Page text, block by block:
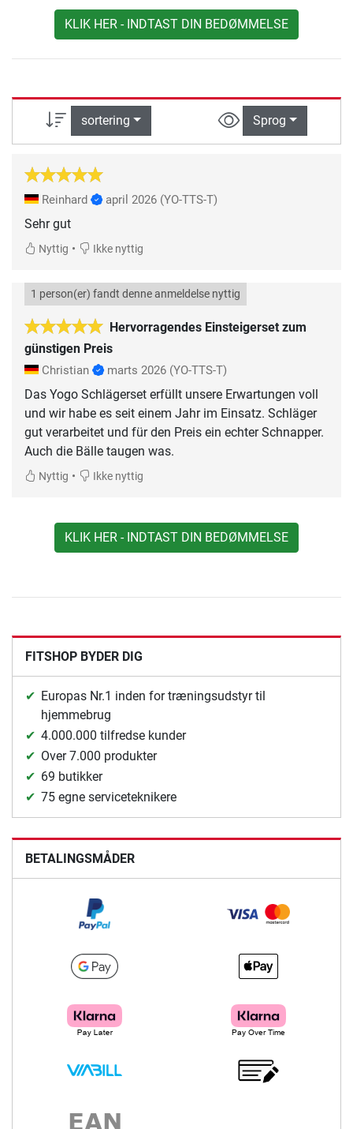
KLIK HER - INDTAST DIN BEDØMMELSE
sortering Sprog
Reinhard april 2026 (YO-TTS-T)
Sehr gut
Nyttig • Ikke nyttig
Hervorragendes Einsteigerset zum
günstigen Preis
1 person(er) fandt denne anmeldelse nyttig
Christian marts 2026 (YO-TTS-T)
Das Yogo Schlägerset erfüllt unsere Erwartungen voll
und wir habe es seit einem Jahr im Einsatz. Schläger
gut verarbeitet und für den Preis ein echter Schnapper.
Auch die Bälle taugen was.
Nyttig • Ikke nyttig
KLIK HER - INDTAST DIN BEDØMMELSE
FITSHOP BYDER DIG
Europas Nr.1 inden for træningsudstyr til
hjemmebrug
4.000.000 tilfredse kunder
Over 7.000 produkter
69 butikker
75 egne serviceteknikere
BETALINGSMÅDER